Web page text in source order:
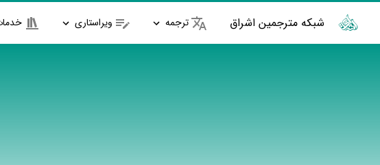
شبکه مترجمین اشراق ترجمه ویراستاری